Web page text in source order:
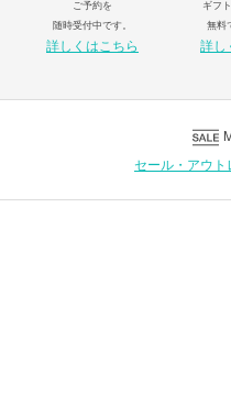
ご予約を
随時受付中です。
詳しくはこちら
ギフ
無料
詳し
セール・アウ